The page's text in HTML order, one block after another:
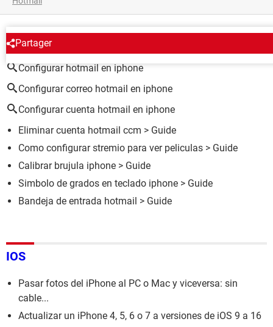
Partager
ALREDEDOR DEL MISMO TEMA
Configurar hotmail en iphone
Configurar correo hotmail en iphone
Configurar cuenta hotmail en iphone
Eliminar cuenta hotmail ccm > Guide
Como configurar stremio para ver peliculas > Guide
Calibrar brujula iphone > Guide
Simbolo de grados en teclado iphone > Guide
Bandeja de entrada hotmail > Guide
IOS
Pasar fotos del iPhone al PC o Mac y viceversa: sin
cable...
Actualizar un iPhone 4, 5, 6 o 7 a versiones de iOS 9 a 16